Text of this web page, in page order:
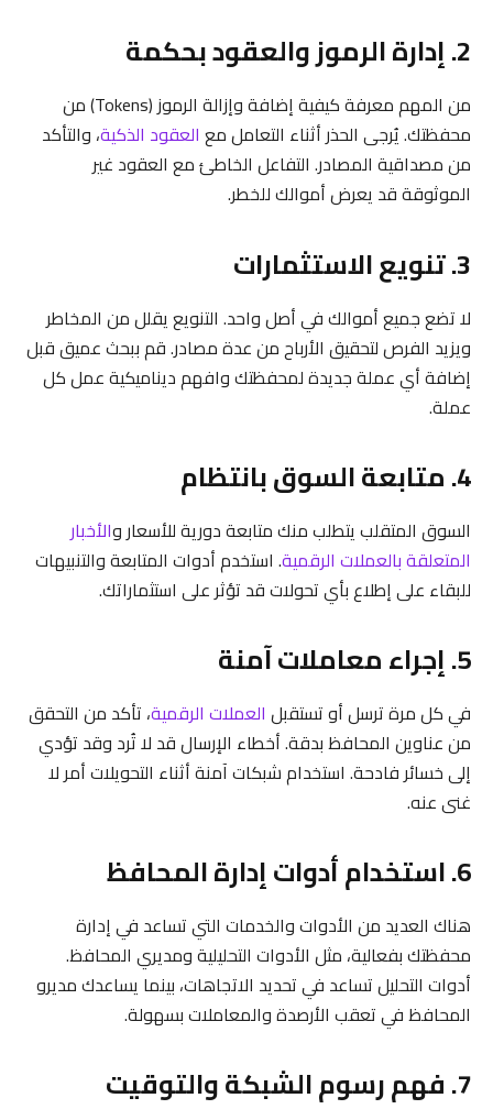
2. إدارة الرموز والعقود بحكمة
من المهم معرفة كيفية إضافة وإزالة الرموز (Tokens) من
محفظتك. يُرجى الحذر أثناء التعامل مع العقود الذكية، والتأكد
من مصداقية المصادر. التفاعل الخاطئ مع العقود غير
الموثوقة قد يعرض أموالك للخطر.
3. تنويع الاستثمارات
لا تضع جميع أموالك في أصل واحد. التنويع يقلل من المخاطر
ويزيد الفرص لتحقيق الأرباح من عدة مصادر. قم ببحث عميق قبل
إضافة أي عملة جديدة لمحفظتك وافهم ديناميكية عمل كل
عملة.
4. متابعة السوق بانتظام
السوق المتقلب يتطلب منك متابعة دورية للأسعار والأخبار
المتعلقة بالعملات الرقمية. استخدم أدوات المتابعة والتنبيهات
للبقاء على إطلاع بأي تحولات قد تؤثر على استثماراتك.
5. إجراء معاملات آمنة
في كل مرة ترسل أو تستقبل العملات الرقمية، تأكد من التحقق
من عناوين المحافظ بدقة. أخطاء الإرسال قد لا تُرد وقد تؤدي
إلى خسائر فادحة. استخدام شبكات آمنة أثناء التحويلات أمر لا
غنى عنه.
6. استخدام أدوات إدارة المحافظ
هناك العديد من الأدوات والخدمات التي تساعد في إدارة
محفظتك بفعالية، مثل الأدوات التحليلية ومديري المحافظ.
أدوات التحليل تساعد في تحديد الاتجاهات، بينما يساعدك مديرو
المحافظ في تعقب الأرصدة والمعاملات بسهولة.
7. فهم رسوم الشبكة والتوقيت